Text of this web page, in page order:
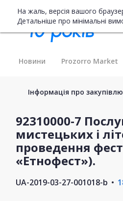
На жаль, версія вашого
Детальніше про мінімальні
Новини Prozorro Market
Інформація про закупівлю
92310000-7
мистецьких і
проведення
«Етнофест»).
UA-2019-03-27-001018-b